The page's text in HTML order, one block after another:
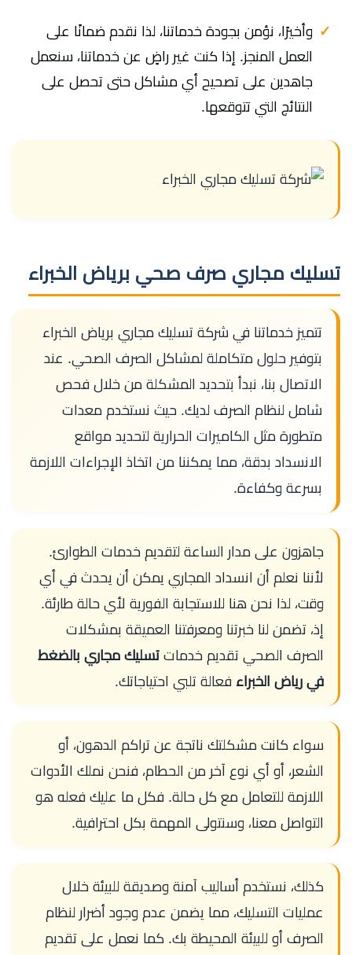
وأخيرًا، نؤمن بجودة خدماتنا، لذا نقدم ضمانًا على
العمل المنجز. إذا كنت غير راضٍ عن خدماتنا، سنعمل
جاهدين على تصحيح أي مشاكل حتى تحصل على
النتائج التي تتوقعها.
تسليك مجاري صرف صحي برياض الخبراء
تتميز خدماتنا في شركة تسليك مجاري برياض الخبراء
بتوفير حلول متكاملة لمشاكل الصرف الصحي. عند
الاتصال بنا، نبدأ بتحديد المشكلة من خلال فحص
شامل لنظام الصرف لديك. حيث نستخدم معدات
متطورة مثل الكاميرات الحرارية لتحديد مواقع
الانسداد بدقة، مما يمكننا من اتخاذ الإجراءات اللازمة
بسرعة وكفاءة.
جاهزون على مدار الساعة لتقديم خدمات الطوارئ.
لأننا نعلم أن انسداد المجاري يمكن أن يحدث في أي
وقت، لذا نحن هنا للاستجابة الفورية لأي حالة طارئة.
إذ، تضمن لنا خبرتنا ومعرفتنا العميقة بمشكلات
الصرف الصحي تقديم خدمات تسليك مجاري بالضغط
في رياض الخبراء فعالة تلبي احتياجاتك.
سواء كانت مشكلتك ناتجة عن تراكم الدهون، أو
الشعر، أو أي نوع آخر من الحطام، فنحن نملك الأدوات
اللازمة للتعامل مع كل حالة. فكل ما عليك فعله هو
التواصل معنا، وسنتولى المهمة بكل احترافية.
كذلك، نستخدم أساليب آمنة وصديقة للبيئة خلال
عمليات التسليك، مما يضمن عدم وجود أضرار لنظام
الصرف أو للبيئة المحيطة بك. كما نعمل على تقديم